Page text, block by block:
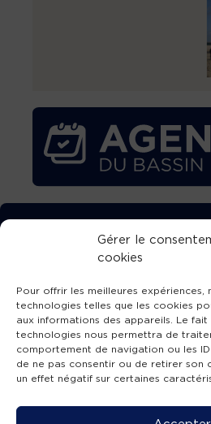
Gérer le
cookies
Pour offrir les meilleures expériences,
technologies telles que les cookies
aux informations des appareils. Le
technologies nous permettra de
comportement de navigation ou les
de ne pas consentir ou de retirer son
un effet négatif sur certaines
TÉLÉCHARGEZ
SUIVEZ-
Mentions légales -